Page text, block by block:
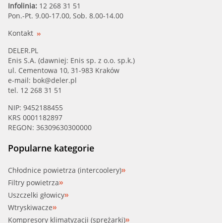
Infolinia: 12 268 31 51
Pon.-Pt. 9.00-17.00, Sob. 8.00-14.00
Kontakt
DELER.PL
Enis S.A. (dawniej: Enis sp. z o.o. sp.k.)
ul. Cementowa 10, 31-983 Kraków
e-mail: bok@deler.pl
tel. 12 268 31 51
NIP: 9452188455
KRS 0001182897
REGON: 36309630300000
Popularne kategorie
Chłodnice powietrza (intercoolery)
Filtry powietrza
Uszczelki głowicy
Wtryskiwacze
Kompresory klimatyzacji (sprężarki)